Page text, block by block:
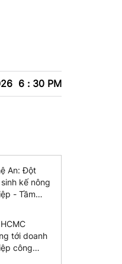
6 : 30 PM
An: Đột
kế nông
- Tầm
tới doanh
công